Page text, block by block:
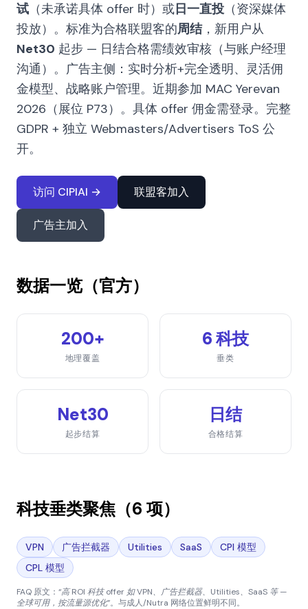
试 （未承诺具体 offer 时）或日一直投 （资深媒体
投放）。标准为合格联盟客的周结，新用户从
Net30 起步 — 日结合格需绩效审核（与账户经理
沟通）。广告主侧：实时分析+完全透明、灵活佣
金模型、战略账户管理。近期参加 MAC Yerevan
2026（展位 P73）。具体 offer 佣金需登录。完整
GDPR + 独立 Webmasters/Advertisers ToS 公
开。
访问 CIPIAI → 联盟客加入
广告主加入
数据一览（官方）
200+
地理覆盖
6 科技
垂类
Net30
起步结算
日结
合格结算
科技垂类聚焦（6 项）
VPN 广告拦截器 Utilities SaaS
CPI 模型
CPL 模型
FAQ 原文： “高 ROI 科技 offer 如 VPN、广告拦截器、Utilities、SaaS 等 —
全球可用，按流量源优化”。与成人/Nutra 网络位置鲜明不同。